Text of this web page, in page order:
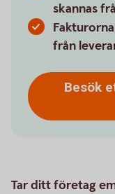
skannas
från
Besök
Tar ditt företag